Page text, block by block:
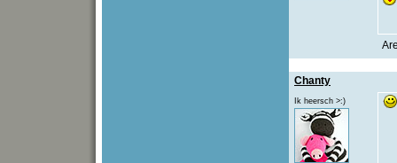
Chanty
Ik heersch >:)